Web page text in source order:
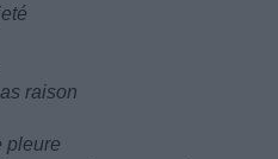
raison
pleure